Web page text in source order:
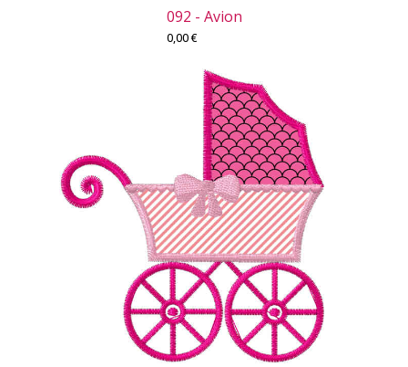
092 - Avion
0,00€